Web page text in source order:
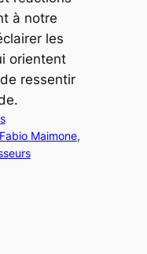
à notre
les
orientent
ressentir
Fabio Maimone